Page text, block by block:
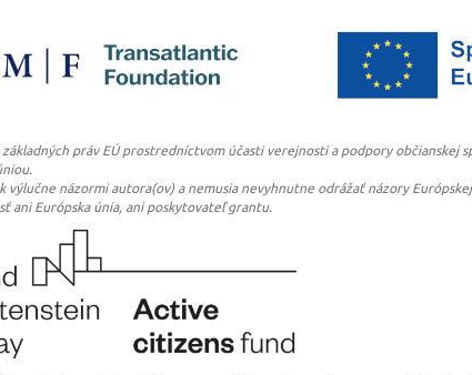
práv EÚ prostredníctvom účasti verejnosti a podpory občianskej
výlučne názormi autora(ov) a nemusia nevyhnutne odrážať názory
ani Európska únia, ani poskytovateľ grantu.